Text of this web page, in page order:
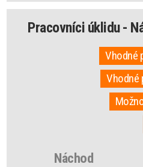
Pracovníci úklidu -
Vhodné
Vhodné
Náchod